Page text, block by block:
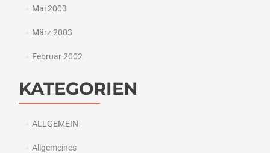
Mai 2003
März 2003
Februar 2002
KATEGORIEN
ALLGEMEIN
Allgemeines